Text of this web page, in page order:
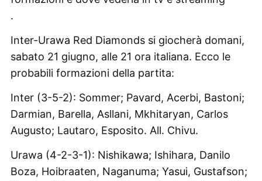
.
Inter-Urawa Red Diamonds si giocherà domani,
sabato 21 giugno, alle 21 ora italiana. Ecco le
probabili formazioni della partita:
Inter (3-5-2): Sommer; Pavard, Acerbi, Bastoni;
Darmian, Barella, Asllani, Mkhitaryan, Carlos
Augusto; Lautaro, Esposito. All. Chivu.
Urawa (4-2-3-1): Nishikawa; Ishihara, Danilo
Boza, Hoibraaten, Naganuma; Yasui, Gustafson;